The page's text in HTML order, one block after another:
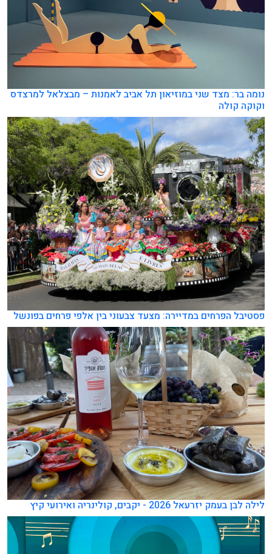
נומה בר: מצד שני במוזיאון תל אביב לאמנות – מבצלאל למרצדס
וקוקה קולה
פסטיבל הפרחים במדיירה: מצעד צבעוני בין אלפי פרחים בפונשל
לילה לבן בעמק יזרעאל 2026 - יקבים, קולינריה ואירועי קיץ